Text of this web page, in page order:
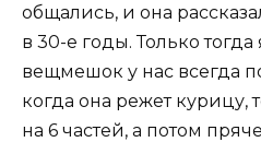
общались, и она
в 30-е годы. Только
вещмешок у нас всегда
когда она режет курицу,
на 6 частей, а потом